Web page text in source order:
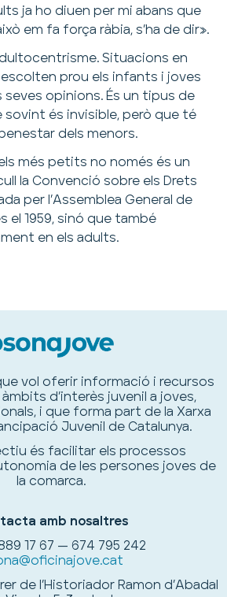
ja ho diuen per mi abans que
em fa força ràbia, s’ha de dir».
Situacions en
prou els infants i joves
seves opinions. És un tipus de
sovint és invisible, però que té
dels menors.
més petits no només és un
la Convenció sobre els Drets
per l’Assemblea General de
el 1959, sinó que també
en els adults.
vol oferir informació i recursos
d’interès juvenil a joves,
i que forma part de la Xarxa
Juvenil de Catalunya.
és facilitar els processos
de les persones joves de
la comarca.
amb nosaltres
17 67 — 674 795 242
de l’Historiador Ramon d’Abadal